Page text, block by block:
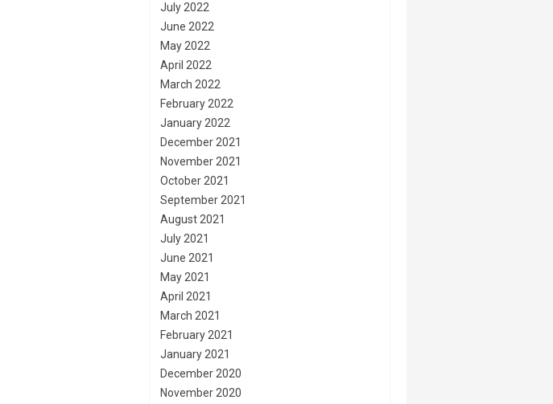
July 2022
June 2022
May 2022
April 2022
March 2022
February 2022
January 2022
December 2021
November 2021
October 2021
September 2021
August 2021
July 2021
June 2021
May 2021
April 2021
March 2021
February 2021
January 2021
December 2020
November 2020